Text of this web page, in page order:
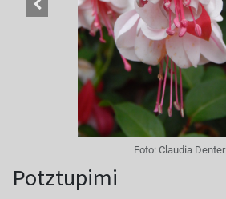
Foto: Claudia Denter
Potztupimi